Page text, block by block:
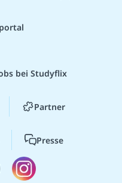
bei Studyflix
Partner
Presse